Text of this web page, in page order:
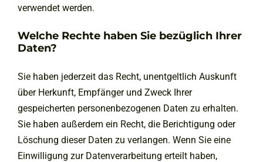
verwendet werden.
Welche Rechte haben Sie bezüglich Ihrer
Daten?
Sie haben jederzeit das Recht, unentgeltlich Auskunft
über Herkunft, Empfänger und Zweck Ihrer
gespeicherten personenbezogenen Daten zu erhalten.
Sie haben außerdem ein Recht, die Berichtigung oder
Löschung dieser Daten zu verlangen. Wenn Sie eine
Einwilligung zur Datenverarbeitung erteilt haben,